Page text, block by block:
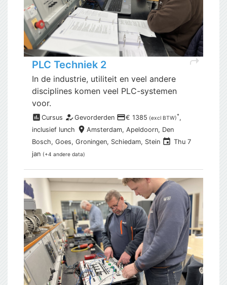
shortcut
PLC Techniek 2
In de industrie, utiliteit en veel andere
disciplines komen veel PLC-systemen
voor.
assessment Cursus how_to_regGevorderden payment€ 1385 (excl BTW)*,
inclusief lunch place Amsterdam, Apeldoorn, Den
Bosch, Goes, Groningen, Schiedam, Stein event Thu 7
jan (+4 andere data)